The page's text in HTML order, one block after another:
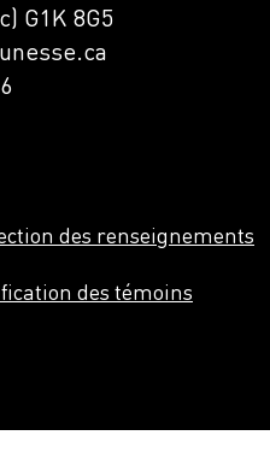
G1K 8G5
des renseignements
des témoins